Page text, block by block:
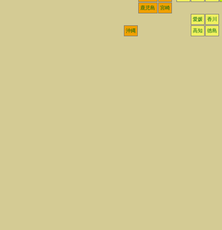
鹿児島 宮崎
愛媛 香川
沖縄 高知 徳島